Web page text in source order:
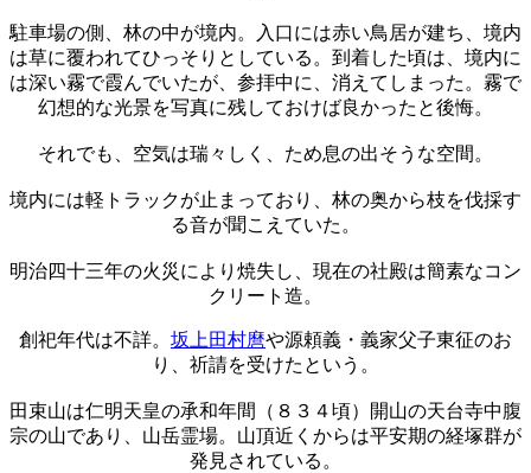
駐車場の側、林の中が境内。入口には赤い鳥居が建ち、境内
は草に覆われてひっそりとしている。到着した頃は、境内に
は深い霧で霞んでいたが、参拝中に、消えてしまった。霧で
幻想的な光景を写真に残しておけば良かったと後悔。
それでも、空気は瑞々しく、ため息の出そうな空間。
境内には軽トラックが止まっており、林の奥から枝を伐採す
る音が聞こえていた。
明治四十三年の火災により焼失し、現在の社殿は簡素なコン
クリート造。
創祀年代は不詳。 坂上田村麿や源頼義・義家父子東征のお
り、祈請を受けたという。
田束山は仁明天皇の承和年間（８３４頃）開山の天台寺中腹
宗の山であり、山岳霊場。山頂近くからは平安期の経塚群が
発見されている。